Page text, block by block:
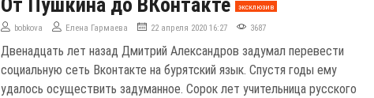
От Пушкина до ВКонтакте эксклюзив
bobkova Елена Гармаева 22 апреля 2020 16:27 3687
Двенадцать лет назад Дмитрий Александров задумал перевести
социальную сеть Вконтакте на бурятский язык. Спустя годы ему
удалось осуществить задуманное. Сорок лет учительница русского